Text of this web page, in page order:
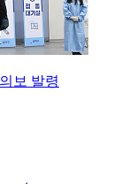
보 발령